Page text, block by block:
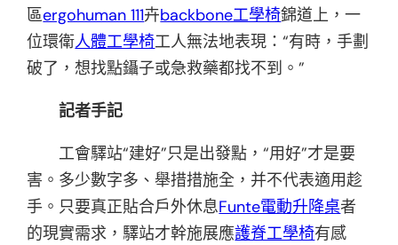
區ergohuman 111卉backbone工學椅錦道上，一
位環衛人體工學椅工人無法地表現：“有時，手劃
破了，想找點鑷子或急救藥都找不到。”
記者手記
工會驛站“建好”只是出發點，“用好”才是要
害。多少數字多、舉措措施全，并不代表適用趁
手。只要真正貼合戶外休息Funte電動升降桌者
的現實需求，驛站才幹施展應護脊工學椅有感